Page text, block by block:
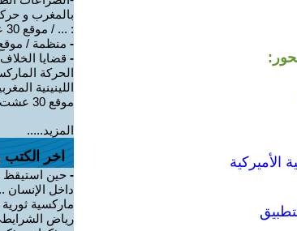
الأميركية
: ... / موقع 30 عشت
- منظمة / موقع 30
- قضايا
الحركة
اللينينية
موقع 30 عشت
المزيد.....
اخر الكتب
- حين استيقظ
داخل الإنسان
ماركسية
رياض